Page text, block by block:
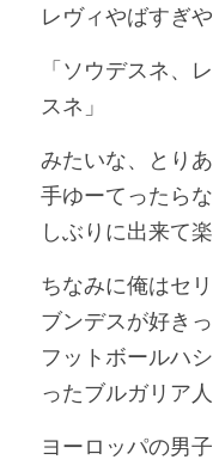
レヴィやばすぎや
「ソウデスネ、
スネ」
みたいな、とり
手ゆーてったら
しぶりに出来て
ちなみに俺はセ
ブンデスが好き
フットボールハ
ヨーロッパの男